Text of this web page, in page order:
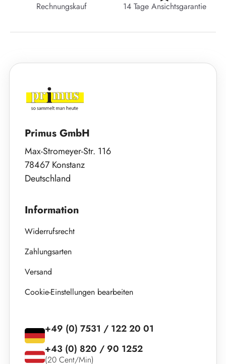
Rechnungskauf 14 Tage Ansichtsgarantie
Primus GmbH
Max-Stromeyer-Str. 116
78467 Konstanz
Deutschland
Information
Widerrufsrecht
Zahlungsarten
Versand
Cookie-Einstellungen bearbeiten
+49 (0) 7531 / 122 20 01
+43 (0) 820 / 90 1252
(20 Cent/Min)